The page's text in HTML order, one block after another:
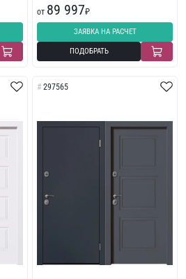
от 89 997₽
ЗАЯВКА НА РАСЧЕТ
ПОДОБРАТЬ
297565